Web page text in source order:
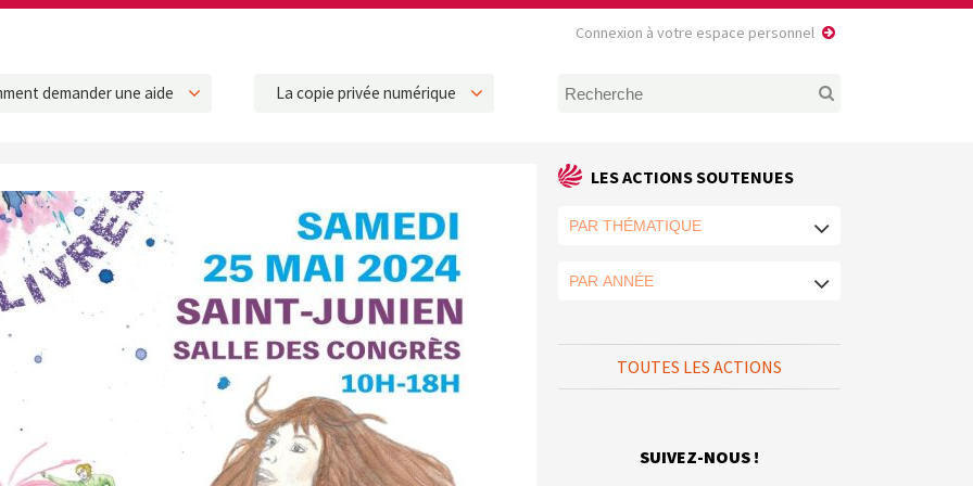
demander une aide La copie privée numérique
Connexion à votre espace personnel
LES ACTIONS SOUTENUES
TOUTES LES ACTIONS
SUIVEZ-NOUS !